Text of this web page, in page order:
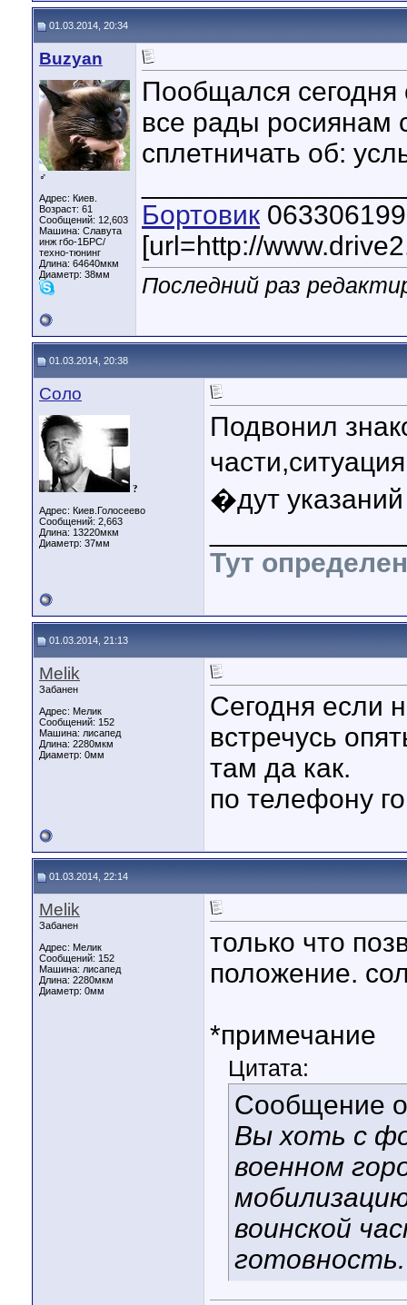
01.03.2014, 20:34
Buzyan
♂
Адрес: Киев.
Возраст: 61
Сообщений: 12,603
Машина: Славута
инж гбо-1БРС/
техно-тюнинг
Длина: 64640мкм
Диаметр: 38мм
Пообщался
все рады росиянам
сплетничать об:
Бортовик
[url=http://
Последний раз
01.03.2014, 20:38
Соло
?
Адрес: Киев.Голосеево
Сообщений: 2,663
Длина: 13220мкм
Диаметр: 37мм
Подвонил
�дут указаний
Тут
01.03.2014, 21:13
Melik
Забанен
Адрес: Мелик
Сообщений: 152
Машина: лисапед
Длина: 2280мкм
Диаметр: 0мм
Сегодня если
встречусь
там да как.
по телефону
01.03.2014, 22:14
Melik
Забанен
Адрес: Мелик
Сообщений: 152
Машина: лисапед
Длина: 2280мкм
Диаметр: 0мм
только что
положение.
*примечание
Цитата:
Сообщение
Вы хоть с
военном
воинской
готовность.